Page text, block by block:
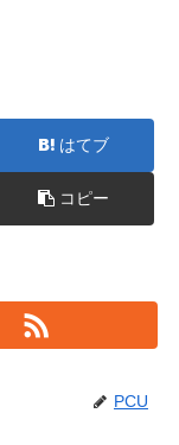
はてブ
コピー
PCU